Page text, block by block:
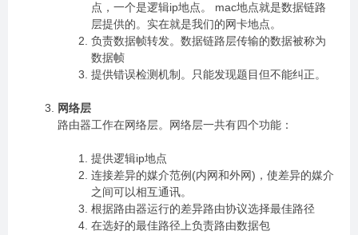
点，一个是逻辑ip地点。 mac地点就是数据链路
层提供的。实在就是我们的网卡地点。
负责数据帧转发。数据链路层传输的数据被称为
数据帧
提供错误检测机制。只能发现题目但不能纠正。
网络层
路由器工作在网络层。网络层一共有四个功能：
提供逻辑ip地点
连接差异的媒介范例(内网和外网)，使差异的媒介
之间可以相互通讯。
根据路由器运行的差异路由协议选择最佳路径
在选好的最佳路径上负责路由数据包